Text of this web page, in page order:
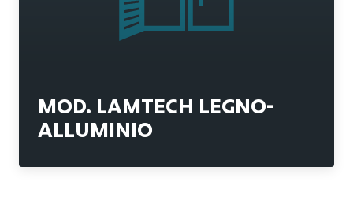
MOD. LAMTECH LEGNO-
ALLUMINIO